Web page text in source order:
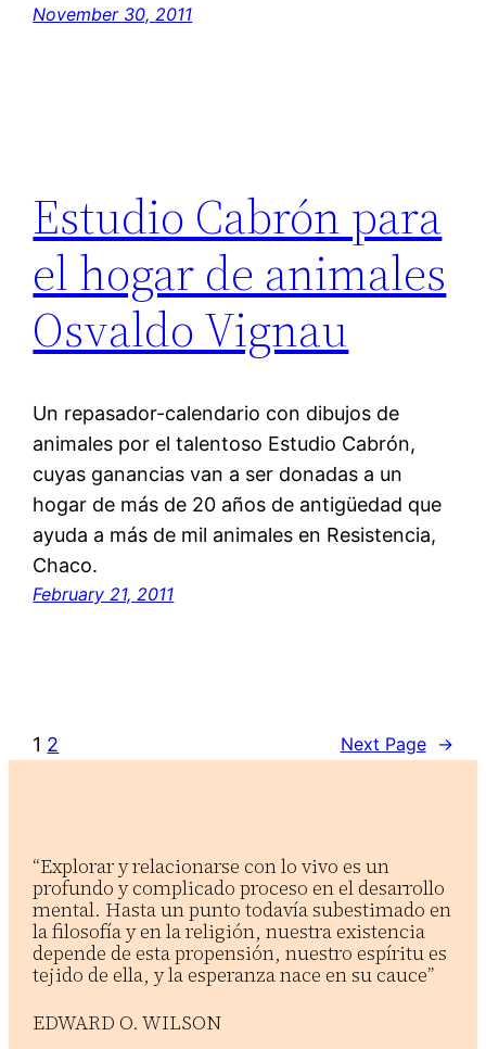
November 30, 2011
Estudio Cabrón para
el hogar de animales
Osvaldo Vignau
Un repasador-calendario con dibujos de
animales por el talentoso Estudio Cabrón,
cuyas ganancias van a ser donadas a un
hogar de más de 20 años de antigüedad que
ayuda a más de mil animales en Resistencia,
Chaco.
February 21, 2011
1 2 Next Page →
“Explorar y relacionarse con lo vivo es un
profundo y complicado proceso en el desarrollo
mental. Hasta un punto todavía subestimado en
la filosofía y en la religión, nuestra existencia
depende de esta propensión, nuestro espíritu es
tejido de ella, y la esperanza nace en su cauce”
EDWARD O. WILSON